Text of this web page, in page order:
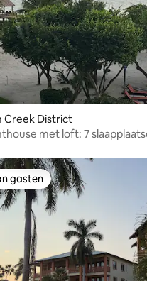
Creek District
met loft: 7
gasten
gasten